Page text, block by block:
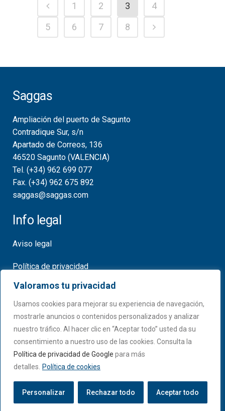
Valoramos tu privacidad
Usamos cookies para mejorar su experiencia de navegación,
mostrarle anuncios o contenidos personalizados y analizar
nuestro tráfico. Al hacer clic en “Aceptar todo” usted da su
consentimiento a nuestro uso de las cookies. Consulta la
Política de privacidad de Google para más
detalles.
Política de cookies
Personalizar Rechazar todo Aceptar todo
1 2 3
4
5
6 7 8
Saggas
Ampliación del puerto de Sagunto
Contradique Sur, s/n
Apartado de Correos, 136
46520 Sagunto (VALENCIA)
Tel. (+34) 962 699 077
Fax. (+34) 962 675 892
saggas@saggas.com
Info legal
Aviso legal
Política de privacidad
Política de cookies
Certificados